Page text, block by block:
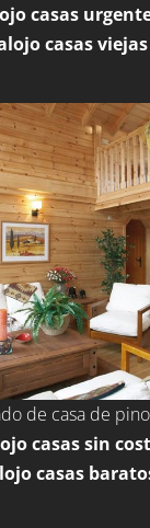
casas
casas viejas
de casa de pino
casas sin
casas